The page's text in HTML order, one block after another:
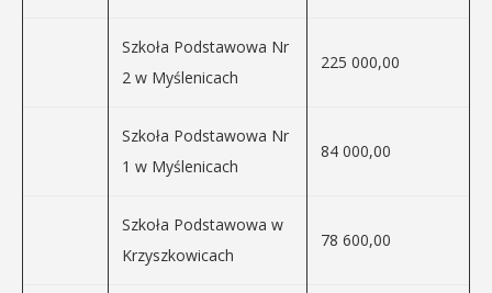
Szkoła Podstawowa Nr
2 w Myślenicach
225 000,00
Szkoła Podstawowa Nr
1 w Myślenicach
84 000,00
Szkoła Podstawowa w
Krzyszkowicach
78 600,00